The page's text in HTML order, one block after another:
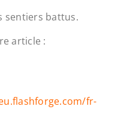
sentiers battus.
article :
fr-